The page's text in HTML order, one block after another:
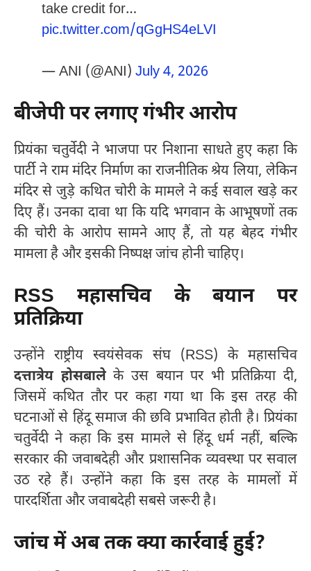
take credit for…
pic.twitter.com/qGgHS4eLVI
— ANI (@ANI) July 4, 2026
बीजेपी पर लगाए गंभीर आरोप
प्रियंका चतुर्वेदी ने भाजपा पर निशाना साधते हुए कहा कि
पार्टी ने राम मंदिर निर्माण का राजनीतिक श्रेय लिया, लेकिन
मंदिर से जुड़े कथित चोरी के मामले ने कई सवाल खड़े कर
दिए हैं। उनका दावा था कि यदि भगवान के आभूषणों तक
की चोरी के आरोप सामने आए हैं, तो यह बेहद गंभीर
मामला है और इसकी निष्पक्ष जांच होनी चाहिए।
RSS महासचिव के बयान पर
प्रतिक्रिया
उन्होंने राष्ट्रीय स्वयंसेवक संघ (RSS) के महासचिव
दत्तात्रेय होसबालेके उस बयान पर भी प्रतिक्रिया दी,
जिसमें कथित तौर पर कहा गया था कि इस तरह की
घटनाओं से हिंदू समाज की छवि प्रभावित होती है। प्रियंका
चतुर्वेदी ने कहा कि इस मामले से हिंदू धर्म नहीं, बल्कि
सरकार की जवाबदेही और प्रशासनिक व्यवस्था पर सवाल
उठ रहे हैं। उन्होंने कहा कि इस तरह के मामलों में
पारदर्शिता और जवाबदेही सबसे जरूरी है।
जांच में अब तक क्या कार्रवाई हुई?